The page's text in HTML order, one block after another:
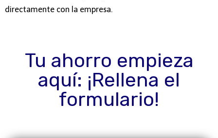
directamente con la empresa.
Tu ahorro empieza
aquí: ¡Rellena el
formulario!